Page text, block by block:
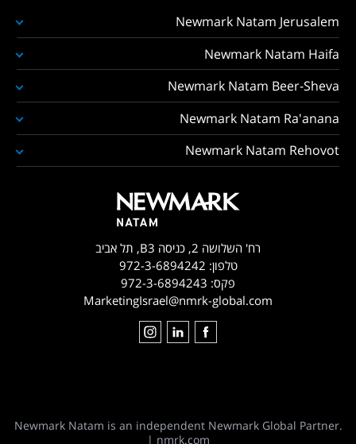
Newmark Natam Jerusalem
Newmark Natam Haifa
Newmark Natam Beer-Sheva
Newmark Natam Ra'anana
Newmark Natam Rehovot
רח' השלושה 2, כניסה B3, תל אביב
טלפון: 972-3-6894242
פקס: 972-3-6894243
MarketingIsrael@nmrk-global.com
Newmark Natam is an independent Newmark Global Partner.
| nmrk.com